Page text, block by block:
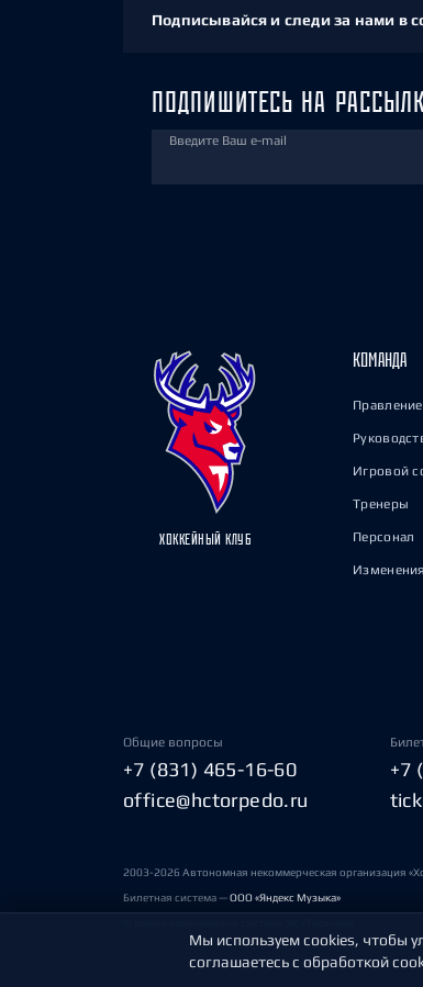
Подписывайся и следи за нами в
ПОДПИШИТЕСЬ НА
Введите Ваш e-mail
ХОККЕЙНЫЙ КЛУБ
КОМАНДА
Правление
Игровой
Тренеры
Персонал
Общие вопросы
+7 (831) 465-16-60
office@hctorpedo.ru
+7
2003-2026 Автономная некоммерческая организация
Билетная система —ООО «Яндекс Музыка»
Мы используем cookies, чтобы
соглашаетесь с обработкой